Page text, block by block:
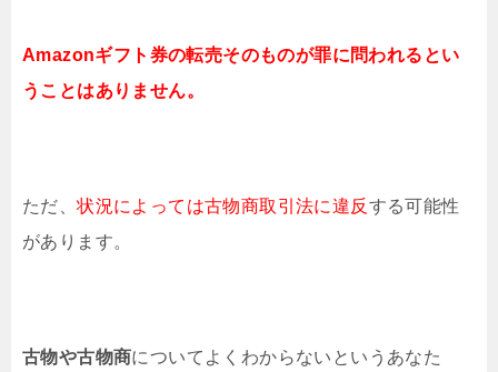
Amazonギフト券の転売そのものが罪に問われるとい
うことはありません。
ただ、状況によっては古物商取引法に違反 する可能性
があります。
古物や古物商についてよくわからないというあなた